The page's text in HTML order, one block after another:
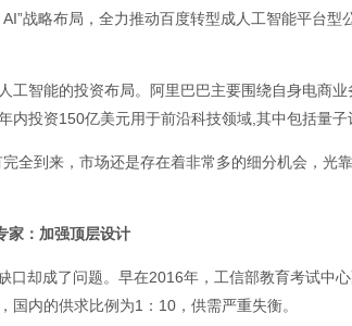
AI”战略布局，全力推动百度转型成人工智能平台
工智能的投资布局。阿里巴巴主要围绕自身电商
内投资150亿美元用于前沿科技领域,其中包括量子
全到来，市场还是存在着非常多的细分机会，光
家：加强顶层设计
口却成了问题。早在2016年，工信部教育考试中
国内的供求比例为1：10，供需严重失衡。